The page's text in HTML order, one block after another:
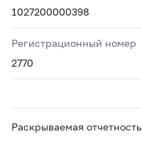
1027200000398
Регистрационный номер
2770
Раскрываемая отчетность